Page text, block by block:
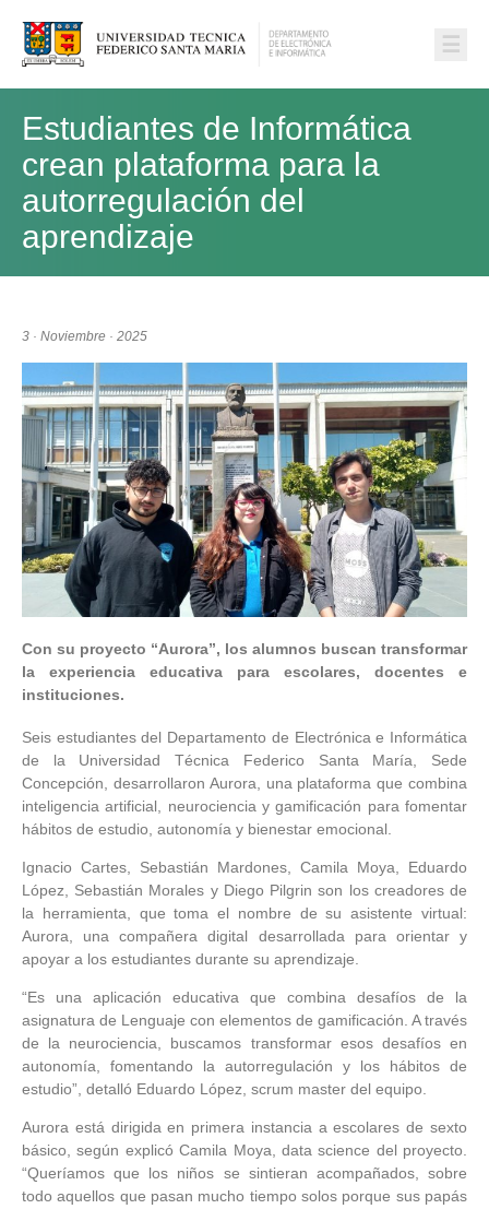
☰
Estudiantes de Informática
crean plataforma para la
autorregulación del
aprendizaje
3 · Noviembre · 2025
Con su proyecto “Aurora”, los alumnos buscan transformar
la experiencia educativa para escolares, docentes e
instituciones.
Seis estudiantes del Departamento de Electrónica e Informática
de la Universidad Técnica Federico Santa María, Sede
Concepción, desarrollaron Aurora, una plataforma que combina
inteligencia artificial, neurociencia y gamificación para fomentar
hábitos de estudio, autonomía y bienestar emocional.
Ignacio Cartes, Sebastián Mardones, Camila Moya, Eduardo
López, Sebastián Morales y Diego Pilgrin son los creadores de
la herramienta, que toma el nombre de su asistente virtual:
Aurora, una compañera digital desarrollada para orientar y
apoyar a los estudiantes durante su aprendizaje.
“Es una aplicación educativa que combina desafíos de la
asignatura de Lenguaje con elementos de gamificación. A través
de la neurociencia, buscamos transformar esos desafíos en
autonomía, fomentando la autorregulación y los hábitos de
estudio”, detalló Eduardo López, scrum master del equipo.
Aurora está dirigida en primera instancia a escolares de sexto
básico, según explicó Camila Moya, data science del proyecto.
“Queríamos que los niños se sintieran acompañados, sobre
todo aquellos que pasan mucho tiempo solos porque sus papás